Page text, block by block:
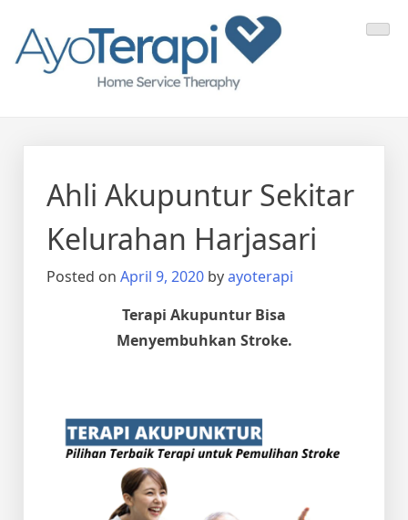
content
Ayo Terapi
Ahli Akupuntur Sekitar
Kelurahan Harjasari
Posted on April 9, 2020 byayoterapi
Terapi Akupuntur Bisa
Menyembuhkan Stroke.